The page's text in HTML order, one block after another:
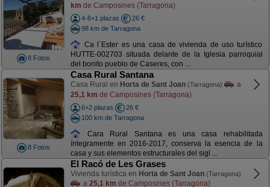
8 Fotos
km de Camposines (Tarragona)
4-8+1 plazas
26 €
98 km de Tarragona
Ca l´Ester es una casa de vivienda de uso turístico
HUTTE-002703 situada delante de la Iglesia parroquial
del bonito pueblo de Caseres, con ...
8 Fotos
Casa Rural Santana
Casa Rural en Horta de Sant Joan (Tarragona)
a
25,1 km de Camposines (Tarragona)
6+2 plazas
26 €
100 km de Tarragona
Cara Rural Santana es una casa rehabilitada
íntegramente en 2016-2017, conserva la esencia de la
casa y sus elementos estructurales del sigl ...
El Racó de Les Grases
Vivienda turística en Horta de Sant Joan (Tarragona)
a 25,1 km de Camposines (Tarragona)